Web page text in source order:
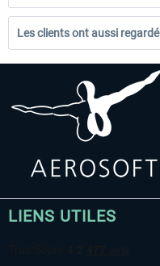
Les clients ont aussi regardé
LIENS UTILES